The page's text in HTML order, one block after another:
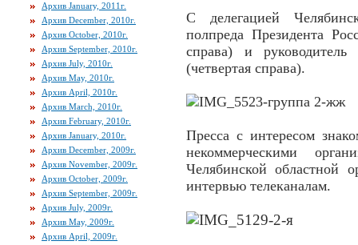
Архив January, 2011г.
Архив December, 2010г.
Архив October, 2010г.
Архив September, 2010г.
Архив July, 2010г.
Архив May, 2010г.
Архив April, 2010г.
Архив March, 2010г.
Архив February, 2010г.
Архив January, 2010г.
Архив December, 2009г.
Архив November, 2009г.
Архив October, 2009г.
Архив September, 2009г.
Архив July, 2009г.
Архив May, 2009г.
Архив April, 2009г.
С делегацией
полпреда Президента
справа) и
(четвертая справа).
Пресса с интересом
некоммерческими
Челябинской областной
интервью телеканалам.